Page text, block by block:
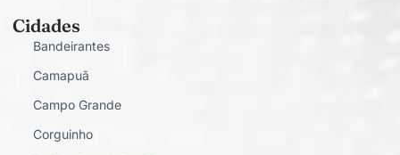
Cidades
Bandeirantes
Camapuã
Campo Grande
Corguinho